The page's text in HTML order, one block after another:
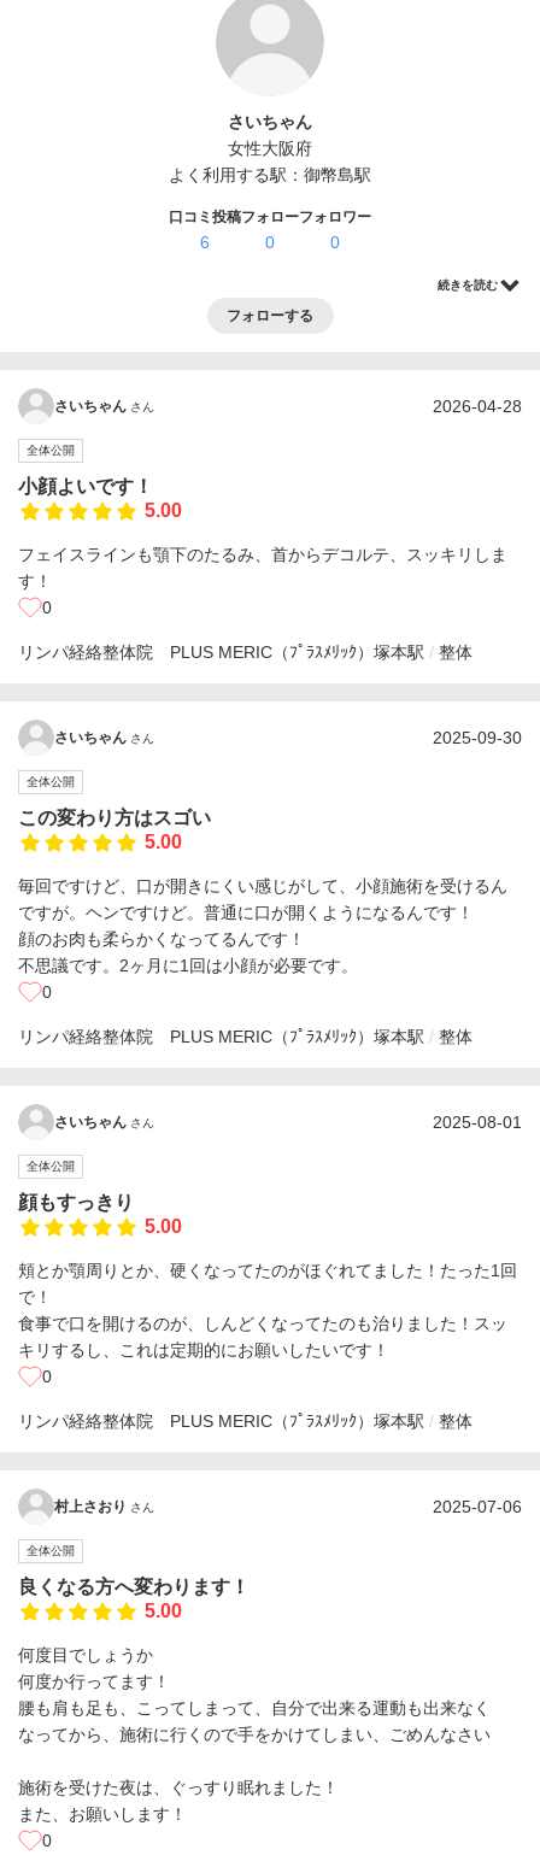
さいちゃん
女性大阪府
よく利用する駅： 御幣島駅
口コミ投稿
6
フォロー
0
フォロワー
0
続きを読む
フォローする
さいちゃん さん 2026-04-28
全体公開
小顔よいです！
5.00
フェイスラインも顎下のたるみ、首からデコルテ、スッキリしま
す！
0
リンパ経絡整体院 PLUS MERIC（ﾌﾟﾗｽﾒﾘｯｸ） 塚本駅 整体
さいちゃん さん 2025-09-30
全体公開
この変わり方はスゴい
5.00
毎回ですけど、口が開きにくい感じがして、小顔施術を受けるん
ですが。ヘンですけど。普通に口が開くようになるんです！
顔のお肉も柔らかくなってるんです！
不思議です。2ヶ月に1回は小顔が必要です。
0
リンパ経絡整体院 PLUS MERIC（ﾌﾟﾗｽﾒﾘｯｸ） 塚本駅 整体
さいちゃん さん 2025-08-01
全体公開
顔もすっきり
5.00
頬とか顎周りとか、硬くなってたのがほぐれてました！たった1回
で！
食事で口を開けるのが、しんどくなってたのも治りました！スッ
キリするし、これは定期的にお願いしたいです！
0
リンパ経絡整体院 PLUS MERIC（ﾌﾟﾗｽﾒﾘｯｸ） 塚本駅 整体
村上さおり さん 2025-07-06
全体公開
良くなる方へ変わります！
5.00
何度目でしょうか
何度か行ってます！
腰も肩も足も、こってしまって、自分で出来る運動も出来なく
なってから、施術に行くので手をかけてしまい、ごめんなさい
施術を受けた夜は、ぐっすり眠れました！
また、お願いします！
0